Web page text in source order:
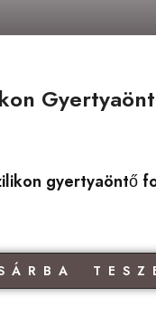
gyertyaöntő